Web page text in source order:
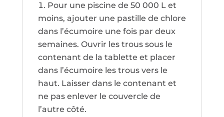
Pour une piscine de 50 000 L et
moins, ajouter une pastille de chlore
dans l’écumoire une fois par deux
semaines. Ouvrir les trous sous le
contenant de la tablette et placer
dans l’écumoire les trous vers le
haut. Laisser dans le contenant et
ne pas enlever le couvercle de
l’autre côté.